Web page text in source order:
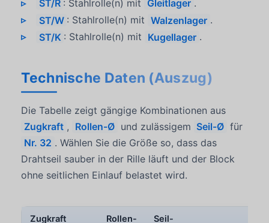
ST/R : Stahlrolle(n) mit Gleitlager .
ST/W : Stahlrolle(n) mit Walzenlager .
ST/K : Stahlrolle(n) mit Kugellager .
Technische Daten (Auszug)
Die Tabelle zeigt gängige Kombinationen aus
Zugkraft , Rollen-Ø und zulässigem Seil-Ø für
Nr. 32 . Wählen Sie die Größe so, dass das
Drahtseil sauber in der Rille läuft und der Block
ohne seitlichen Einlauf belastet wird.
Zugkraft
Rollen-
Seil-